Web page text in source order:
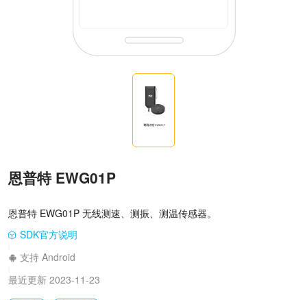
恩普特 EWG01P
恩普特 EWG01P 无线测速、测振、测温传感器。
SDK官方说明
支持 Android
最近更新 2023-11-23